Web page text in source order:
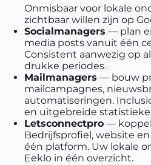
Onmisbaar voor lokale
zichtbaar willen zijn op
Socialmanagers — plan
media posts vanuit één
Consistent aanwezig op
drukke periodes.
Mailmanagers — bouw
mailcampagnes,
automatiseringen.
en uitgebreide
Letsconnectpro —
Bedrijfsprofiel, website
één platform. Uw lokale
Eeklo in één overzicht.